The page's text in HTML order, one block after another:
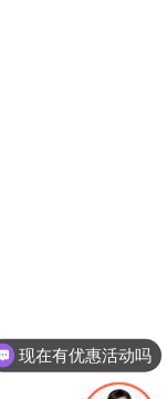
现在有优惠活动吗